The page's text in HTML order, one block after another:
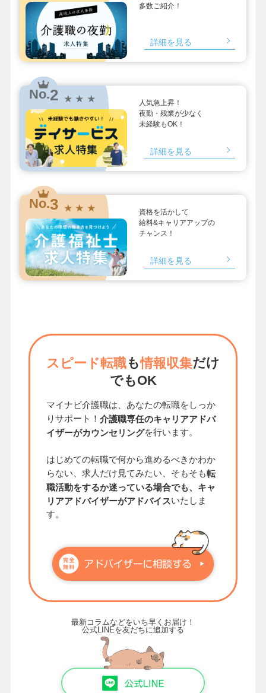
多数ご紹介！
詳細を見る
No.2 ★ ★ ★
人気急上昇！
夜勤・残業が少なく
未経験もOK！
詳細を見る
No.3 ★ ★ ★
資格を活かして
給料&キャリアアップの
チャンス！
詳細を見る
スピード転職も情報収集だけ
でもOK
マイナビ介護職は、あなたの転職をしっか
りサポート！ 介護職専任のキャリアアドバ
イザーがカウンセリングを行います。
はじめての転職で何から進めるべきかわか
らない、求人だけ見てみたい、そもそも転
職活動をするか迷っている場合でも、キャ
リアアドバイザーがアドバイスいたしま
す。
最新コラムなどをいち早くお届け！
公式LINEを友だちに追加する